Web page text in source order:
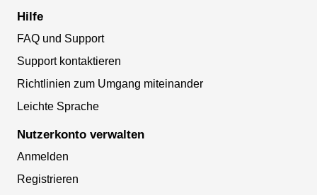
Hilfe
FAQ und Support
Support kontaktieren
Richtlinien zum Umgang miteinander
Leichte Sprache
Nutzerkonto verwalten
Anmelden
Registrieren